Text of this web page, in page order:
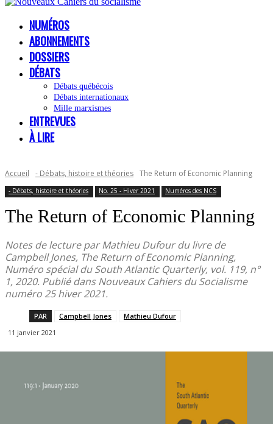
NUMÉROS
ABONNEMENTS
DOSSIERS
DÉBATS
Débats québécois
Débats internationaux
Mille marxismes
ENTREVUES
À LIRE
Accueil - Débats, histoire et théories The Return of Economic Planning
- Débats, histoire et théories No. 25 - Hiver 2021 Numéros des NCS
The Return of Economic Planning
Notes de lecture par Mathieu Dufour du livre de
Campbell Jones, The Return of Economic Planning,
Numéro spécial du South Atlantic Quarterly, vol. 119, n°
1, 2020. Publié dans Nouveaux Cahiers du Socialisme
numéro 25 hiver 2021.
PAR Campbell Jones
Mathieu Dufour
11 janvier 2021